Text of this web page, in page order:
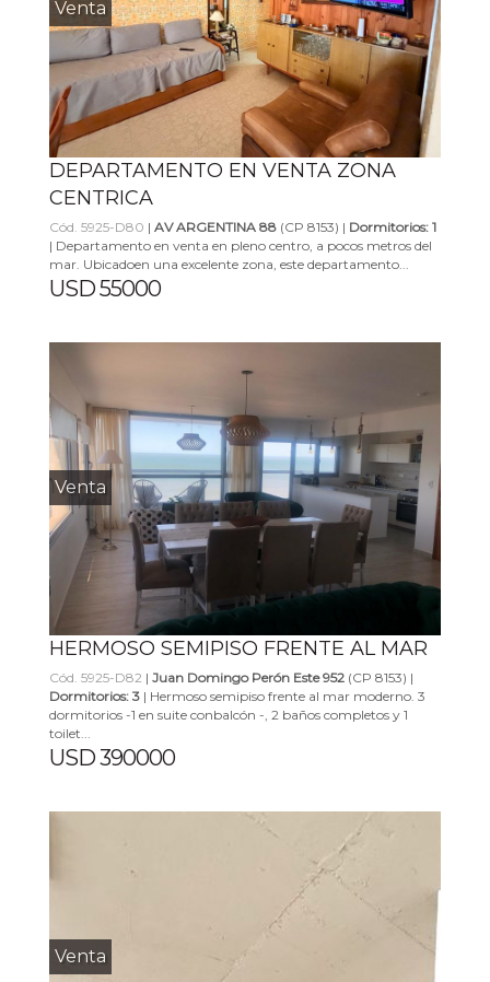
Venta
DEPARTAMENTO EN VENTA ZONA
CENTRICA
Cód. 5925-D80 | AV ARGENTINA 88 (CP 8153) | Dormitorios: 1
| Departamento en venta en pleno centro, a pocos metros del
mar. Ubicadoen una excelente zona, este departamento...
USD 55000
Venta
HERMOSO SEMIPISO FRENTE AL MAR
Cód. 5925-D82 | Juan Domingo Perón Este 952 (CP 8153) |
Dormitorios: 3 | Hermoso semipiso frente al mar moderno. 3
dormitorios -1 en suite conbalcón -, 2 baños completos y 1
toilet...
USD 390000
Venta